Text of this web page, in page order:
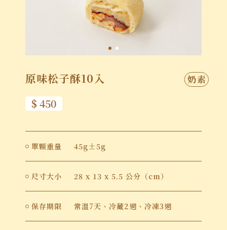
原味松子酥10入
$ 450
單顆重量 45g±5g
尺寸大小 28 x 13 x 5.5 公分（cm）
保存期限 常溫7天、冷藏2週、冷凍3週